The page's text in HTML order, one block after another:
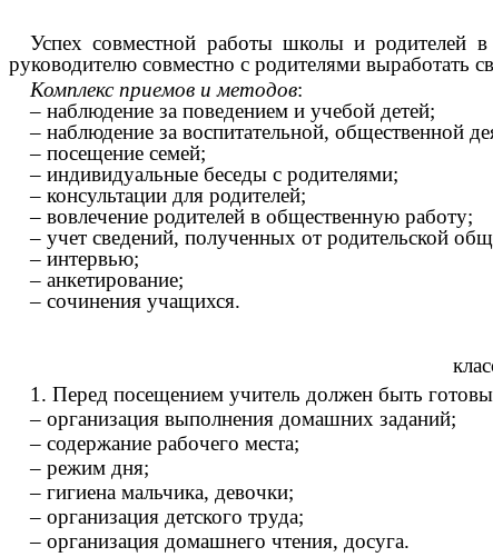
Успех совместной работы школы и родителей
руководителю совместно с родителями выработать
Комплекс приемов и методов:
– наблюдение за поведением и учебой детей;
– наблюдениеза воспитательной, общественной
– посещение семей;
– индивидуальные беседы с родителями;
– консультации для родителей;
– вовлечение родителей в общественную работу;
– учет сведений, полученных от родительской
– интервью;
– анкетирование;
– сочинения учащихся.
1. Перед посещением учитель должен быть
– организация выполнения домашних заданий;
– содержание рабочего места;
– режим дня;
– гигиена мальчика, девочки;
– организация детского труда;
– организация домашнего чтения, досуга.